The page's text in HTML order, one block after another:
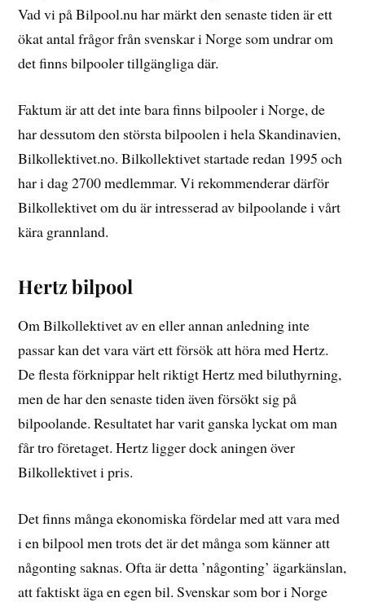
Vad vi på Bilpool.nu har märkt den senaste tiden är ett
ökat antal frågor från svenskar i Norge som undrar om
det finns bilpooler tillgängliga där.
Faktum är att det inte bara finns bilpooler i Norge, de
har dessutom den största bilpoolen i hela Skandinavien,
Bilkollektivet.no. Bilkollektivet startade redan 1995 och
har i dag 2700 medlemmar. Vi rekommenderar därför
Bilkollektivet om du är intresserad av bilpoolande i vårt
kära grannland.
Hertz bilpool
Om Bilkollektivet av en eller annan anledning inte
passar kan det vara värt ett försök att höra med Hertz.
De flesta förknippar helt riktigt Hertz med biluthyrning,
men de har den senaste tiden även försökt sig på
bilpoolande. Resultatet har varit ganska lyckat om man
får tro företaget. Hertz ligger dock aningen över
Bilkollektivet i pris.
Det finns många ekonomiska fördelar med att vara med
i en bilpool men trots det är det många som känner att
någonting saknas. Ofta är detta ’någonting’ ägarkänslan,
att faktiskt äga en egen bil. Svenskar som bor i Norge